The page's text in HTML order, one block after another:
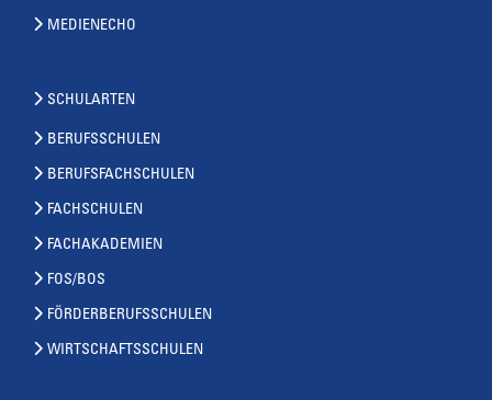
MEDIENECHO
SCHULARTEN
BERUFSSCHULEN
BERUFSFACHSCHULEN
FACHSCHULEN
FACHAKADEMIEN
FOS/BOS
FÖRDERBERUFSSCHULEN
WIRTSCHAFTSSCHULEN